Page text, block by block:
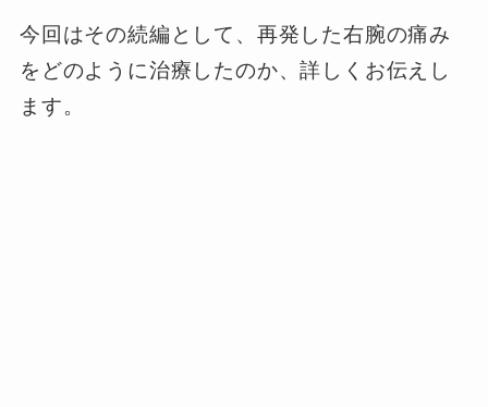
今回はその続編として、再発した右腕の痛み
をどのように治療したのか、詳しくお伝えし
ます。